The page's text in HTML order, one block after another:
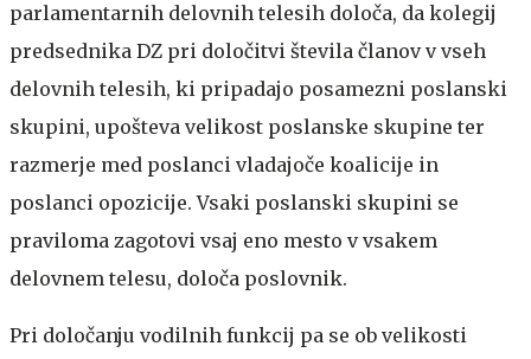
parlamentarnih delovnih telesih določa, da kolegij
predsednika DZ pri določitvi števila članov v vseh
delovnih telesih, ki pripadajo posamezni poslanski
skupini, upošteva velikost poslanske skupine ter
razmerje med poslanci vladajoče koalicije in
poslanci opozicije. Vsaki poslanski skupini se
praviloma zagotovi vsaj eno mesto v vsakem
delovnem telesu, določa poslovnik.
Pri določanju vodilnih funkcij pa se ob velikosti